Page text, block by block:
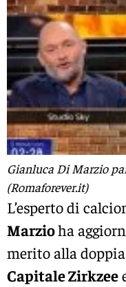
Gianluca Di Marzio
(Romaforever.it)
L’esperto di
Marzioha
merito alla
Capitale Zirkzee